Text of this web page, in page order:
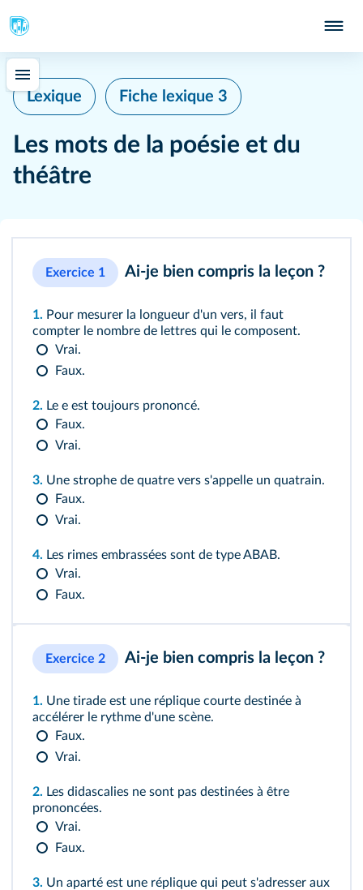
Lexique Fiche lexique 3
Les mots de la poésie et du
théâtre
Exercice 1 Ai-je bien compris la leçon ?
1. Pour mesurer la longueur d'un vers, il faut
compter le nombre de lettres qui le composent.
Vrai.
Faux.
2. Le e est toujours prononcé.
Faux.
Vrai.
3. Une strophe de quatre vers s'appelle un quatrain.
Faux.
Vrai.
4. Les rimes embrassées sont de type ABAB.
Vrai.
Faux.
Exercice 2 Ai-je bien compris la leçon ?
1. Une tirade est une réplique courte destinée à
accélérer le rythme d'une scène.
Faux.
Vrai.
2. Les didascalies ne sont pas destinées à être
prononcées.
Vrai.
Faux.
3. Un aparté est une réplique qui peut s'adresser aux